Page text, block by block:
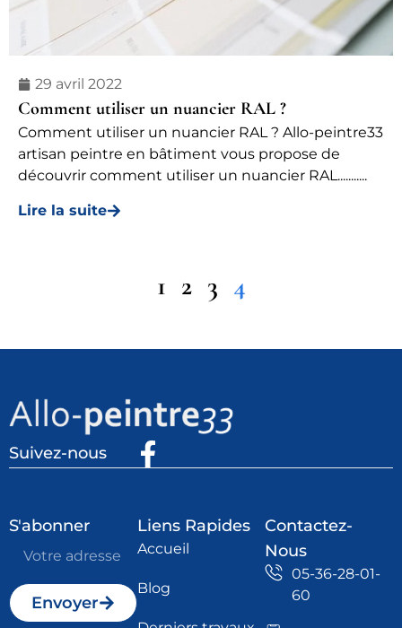
29 avril 2022
Comment utiliser un nuancier RAL ?
Comment utiliser un nuancier RAL ? Allo-peintre33
artisan peintre en bâtiment vous propose de
découvrir comment utiliser un nuancier RAL...........
Lire la suite
1 2 3 4
Suivez-nous
S'abonner
Envoyer
Liens Rapides
Accueil
Blog
Contactez-
Nous
05-36-28-01-
60